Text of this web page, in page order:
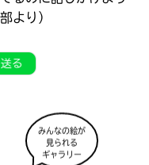
より）
みんなの絵が
見られる
ギャラリー